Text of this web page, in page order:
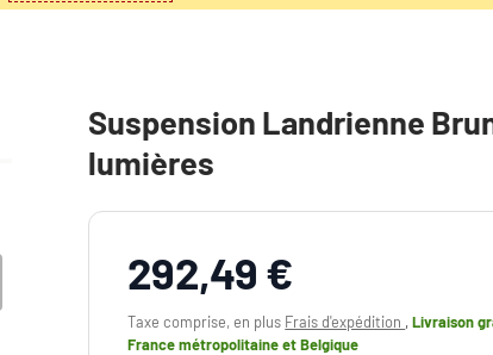
Suspension Landrienne
lumières
292,49 €
Taxe comprise, en plus Frais d'expédition ,Livraison
France métropolitaine et Belgique